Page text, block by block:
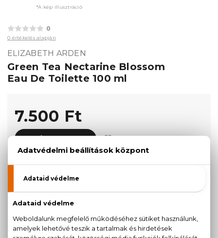
*A kép illusztráció
0
0 értékelés alapján
ELIZABETH ARDEN
Green Tea Nectarine Blossom
Eau De Toilette 100 ml
7.500 Ft
Törzsvásárlóknak csak:7.125 Ft
6.840 Ft
7.500 Ft